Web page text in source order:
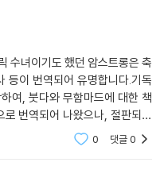
한다면 이 세상에 악은 왜 있는
수 있을까? 인간에게 선하고
과 폭력의 단초가 되는 신이
악’을 이해하려는 뛰어난 사유
났는지 살피고, 플라톤과 아리
아우구스티누스의 교부 철학,
의에서 상상한 신의 의미를
를 지배한 이슬람 철학과 그에
대교와 이슬람교에서 최고조에
종교개혁 사상을 다룬다. 특
꽃을 피웠으며, 그 흐름이 라틴
수녀이기도 했던 암스트롱은 축
등이 번역되어 유명합니다.기독
여, 붓다와 무함마드에 대한 책
번역되어 나왔으나, 절판되었
신에 대한 개념의 변천을 고대
0 댓글0